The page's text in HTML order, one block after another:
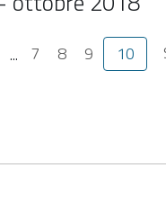
... 7 8 9
10